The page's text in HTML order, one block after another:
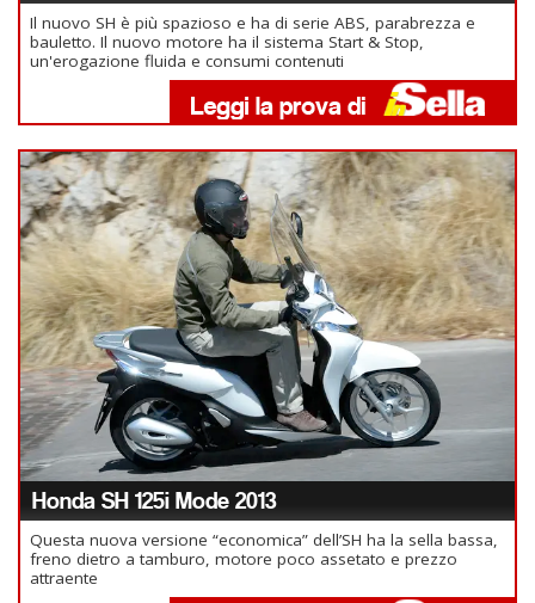
Il nuovo SH è più spazioso e ha di serie ABS, parabrezza e
bauletto. Il nuovo motore ha il sistema Start & Stop,
un'erogazione fluida e consumi contenuti
Honda SH 125i Mode 2013
Questa nuova versione “economica” dell’SH ha la sella bassa,
freno dietro a tamburo, motore poco assetato e prezzo
attraente